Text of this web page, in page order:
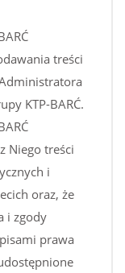
treści
KTP-BARĆ.
Niego treści
i
oraz, że
i zgody
prawa